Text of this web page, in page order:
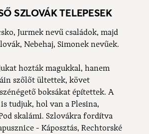
SZLOVÁK TELEPESEK
Jurmek nevű családok, majd
Nebehaj, Simonek nevűek.
hozták magukkal, hanem
szőlőt ültettek, követ
boksákat építettek. A
tudjuk, hol van a Plesina,
skalámi. Szlovákra fordítva
- Káposztás, Rechtorské